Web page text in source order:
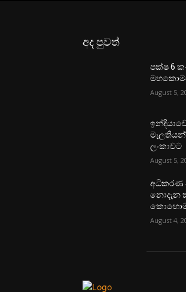
අද පුවත්
පක්ෂ 6
August 5,
ලංකාවට
August 5,
අධිකරණ
නොදැන
August 4,